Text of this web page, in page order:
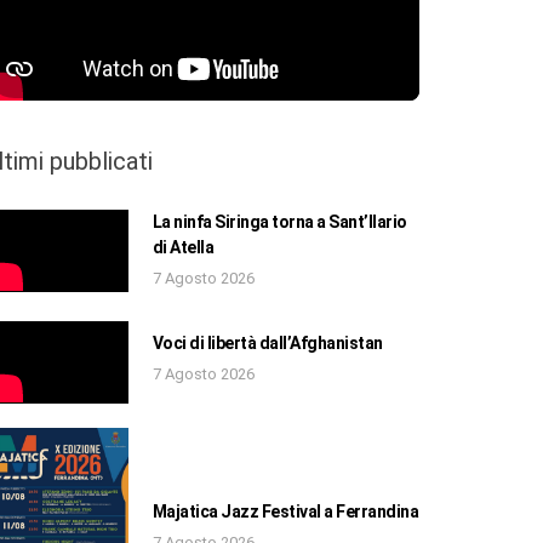
pubblicati
La ninfa Siringa torna a Sant’Ilario
di Atella
7 Agosto 2026
Voci di libertà dall’Afghanistan
7 Agosto 2026
Majatica Jazz Festival a Ferrandina